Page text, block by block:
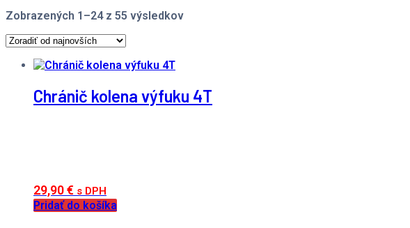
Zobrazených 1–24 z 55 výsledkovZoradené
Chránič kolena výfuku 4T
29,90€ s DPH
Pridať do košíka